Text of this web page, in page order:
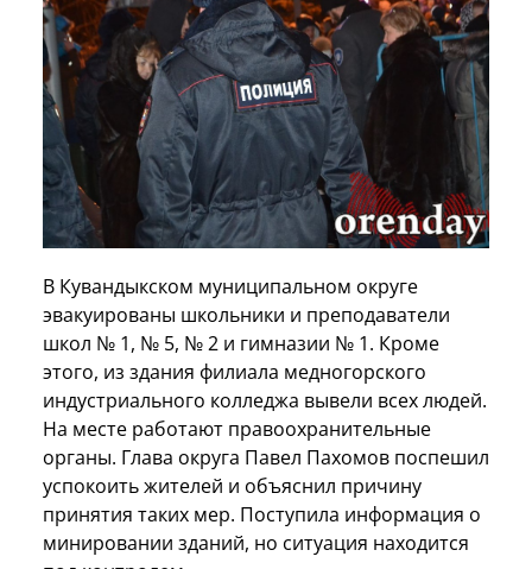
В Кувандыкском муниципальном округе
эвакуированы школьники и преподаватели
школ № 1, № 5, № 2 и гимназии № 1. Кроме
этого, из здания филиала медногорского
индустриального колледжа вывели всех людей.
На месте работают правоохранительные
органы. Глава округа Павел Пахомов поспешил
успокоить жителей и объяснил причину
принятия таких мер. Поступила информация о
минировании зданий, но ситуация находится